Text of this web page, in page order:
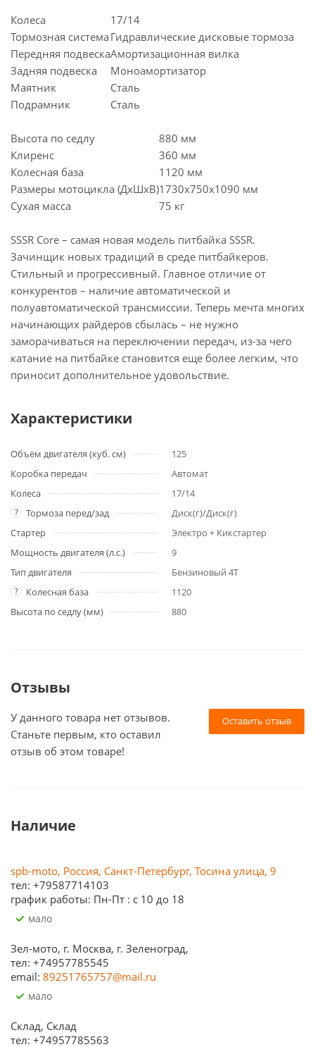
Колеса
17/14
Тормозная система Гидравлические дисковые тормоза
Передняя подвескаАмортизационная вилка
Задняя подвеска
Моноамортизатор
Маятник
Сталь
Подрамник
Сталь
Высота по седлу
880 мм
Клиренс
360 мм
Колесная база
1120 мм
Размеры мотоцикла (ДхШхВ)1730х750х1090 мм
Сухая масса
75 кг
SSSR Core – самая новая модель питбайка SSSR.
Зачинщик новых традиций в среде питбайкеров.
Стильный и прогрессивный. Главное отличие от
конкурентов – наличие автоматической и
полуавтоматической трансмиссии. Теперь мечта многих
начинающих райдеров сбылась – не нужно
заморачиваться на переключении передач, из-за чего
катание на питбайке становится еще более легким, что
приносит дополнительное удовольствие.
Характеристики
Объём двигателя (куб. см)
125
Коробка передач
Автомат
Колеса
17/14
? Тормоза перед/зад
Диск(г)/Диск(г)
Стартер
Электро + Кикстартер
Мощность двигателя (л.с.)
9
Тип двигателя
Бензиновый 4Т
? Колесная база
1120
Высота по седлу (мм)
880
Отзывы
Оставить отзыв
У данного товара нет отзывов.
Станьте первым, кто оставил
отзыв об этом товаре!
Наличие
spb-moto, Россия, Санкт-Петербург, Тосина улица, 9
тел: +79587714103
график работы: Пн-Пт : с 10 до 18
Мало
Зел-мото, г. Москва, г. Зеленоград,
тел: +74957785545
email: 89251765757@mail.ru
Мало
Склад, Склад
тел: +74957785563